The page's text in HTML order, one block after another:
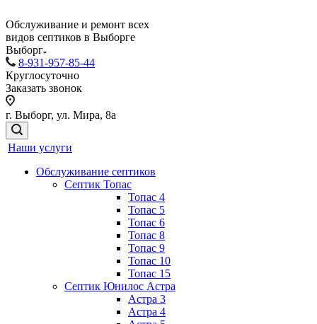
Обслуживание и ремонт всех
видов септиков в Выборге
Выборг
8-931-957-85-44
Круглосуточно
Заказать звонок
г. Выборг, ул. Мира, 8а
Наши услуги
Обслуживание септиков
Септик Топас
Топас 4
Топас 5
Топас 6
Топас 8
Топас 9
Топас 10
Топас 15
Септик Юнилос Астра
Астра 3
Астра 4